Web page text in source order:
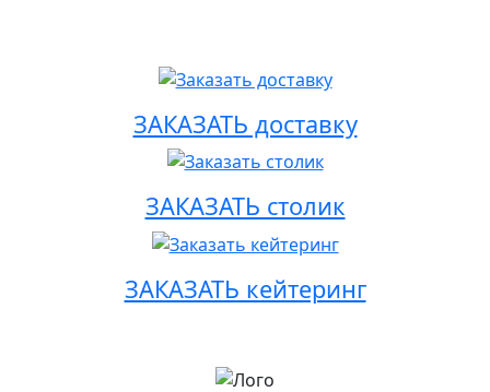
ЗАКАЗАТЬ доставку
ЗАКАЗАТЬ столик
ЗАКАЗАТЬ кейтеринг